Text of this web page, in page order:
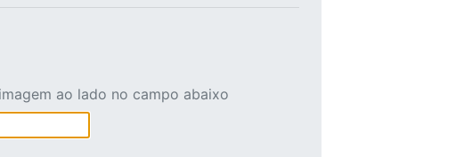
ao lado no campo abaixo